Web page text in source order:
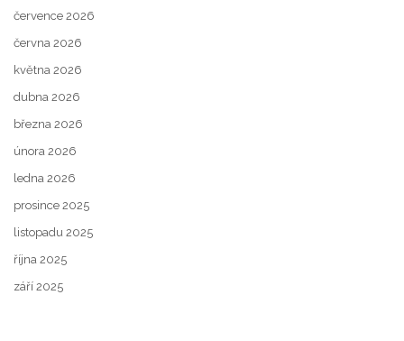
července 2026
června 2026
května 2026
dubna 2026
března 2026
února 2026
ledna 2026
prosince 2025
listopadu 2025
října 2025
září 2025